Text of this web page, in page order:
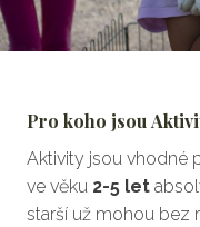
Pro koho jsou
Aktivity jsou vhodné
ve věku 2-5 let
starší už mohou bez